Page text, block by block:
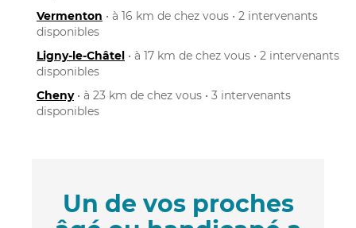
Vermenton • à 16 km de chez vous • 2 intervenants
disponibles
Ligny-le-Châtel • à 17 km de chez vous • 2 intervenants
disponibles
Cheny• à 23 km de chez vous • 3 intervenants
disponibles
Un de vos proches